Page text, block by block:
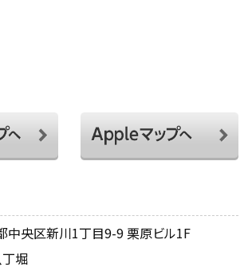
中央区新川1丁目9-9 栗原ビル1F
丁堀